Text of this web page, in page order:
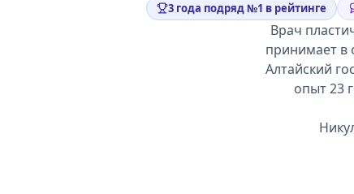
3 года подряд №1 в рейтинге
Врач
принимает в
Алтайский
опыт 23